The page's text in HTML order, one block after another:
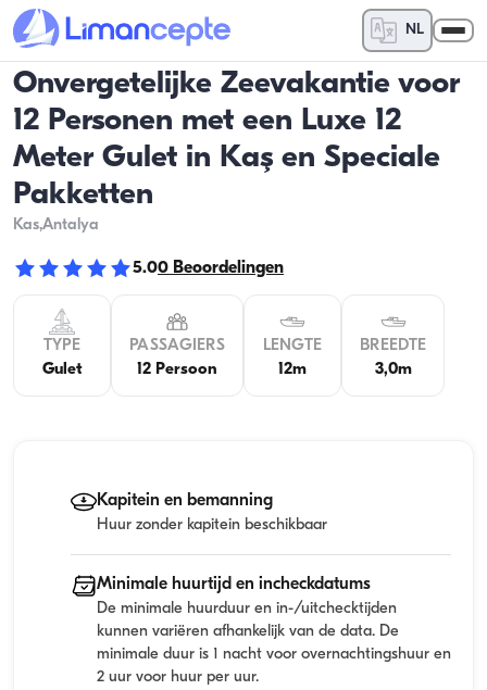
NL
Onvergetelijke Zeevakantie voor
12 Personen met een Luxe 12
Meter Gulet in Kaş en Speciale
Pakketten
Kas,Antalya
5.00 Beoordelingen
TYPE
Gulet
PASSAGIERS
12 Persoon
LENGTE
12m
BREEDTE
3,0m
Kapitein en bemanning
Huur zonder kapitein beschikbaar
Minimale huurtijd en incheckdatums
De minimale huurduur en in-/uitchecktijden
kunnen variëren afhankelijk van de data. De
minimale duur is 1 nacht voor overnachtingshuur en
2 uur voor huur per uur.